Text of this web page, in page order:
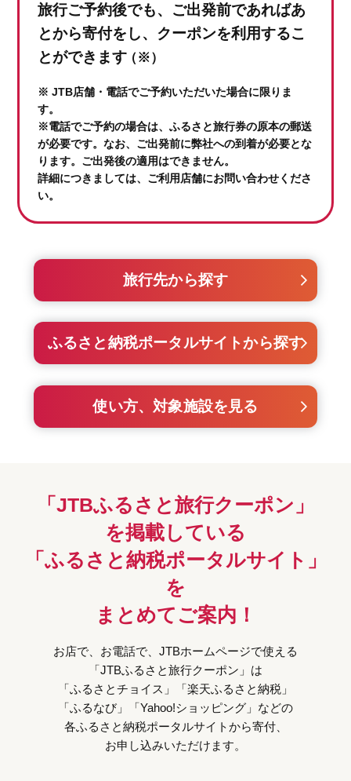
旅行ご予約後でも、ご出発前であればあ
とから寄付をし、クーポンを利用するこ
とができます（※）
※ JTB店舗・電話でご予約いただいた場合に限りま
す。
※電話でご予約の場合は、ふるさと旅行券の原本の郵送
が必要です。なお、ご出発前に弊社への到着が必要とな
ります。ご出発後の適用はできません。
詳細につきましては、ご利用店舗にお問い合わせくださ
い。
旅行先から探す
ふるさと納税ポータルサイトから探す
使い方、対象施設を見る
「JTBふるさと旅行クーポン」
を掲載している
「ふるさと納税ポータルサイト」
を
まとめてご案内！
お店で、お電話で、JTBホームページで使える
「JTBふるさと旅行クーポン」は
「ふるさとチョイス」「楽天ふるさと納税」
「ふるなび」「Yahoo!ショッピング」などの
各ふるさと納税ポータルサイトから寄付、
お申し込みいただけます。